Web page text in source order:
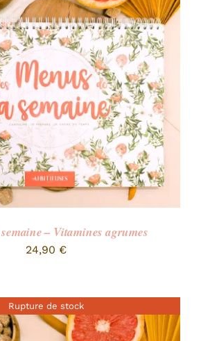
– Vitamines agrumes
24,90 €
Rupture de stock